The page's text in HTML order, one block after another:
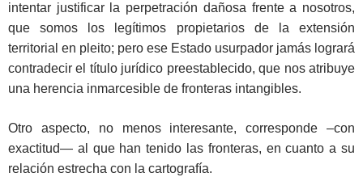
intentar justificar la perpetración dañosa frente a nosotros,
que somos los legítimos propietarios de la extensión
territorial en pleito; pero ese Estado usurpador jamás logrará
contradecir el título jurídico preestablecido, que nos atribuye
una herencia inmarcesible de fronteras intangibles.
Otro aspecto, no menos interesante, corresponde –con
exactitud— al que han tenido las fronteras, en cuanto a su
relación estrecha con la cartografía.